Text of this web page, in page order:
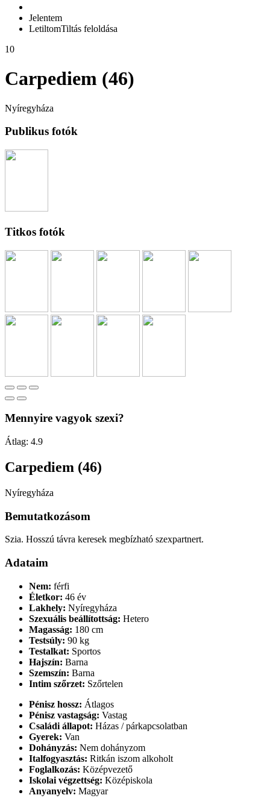
Jelentem
LetiltomTiltás feloldása
10
Carpediem (46)
Nyíregyháza
Publikus fotók
Titkos fotók
Mennyire vagyok szexi?
Átlag: 4.9
Carpediem (46)
Nyíregyháza
Bemutatkozásom
Szia. Hosszú távra keresek megbízható szexpartnert.
Adataim
Nem: férfi
Életkor: 46 év
Lakhely: Nyíregyháza
Szexuális beállítottság: Hetero
Magasság: 180 cm
Testsúly: 90 kg
Testalkat: Sportos
Hajszín: Barna
Szemszín: Barna
Intim szőrzet: Szőrtelen
Pénisz hossz: Átlagos
Pénisz vastagság: Vastag
Családi állapot: Házas / párkapcsolatban
Gyerek: Van
Dohányzás: Nem dohányzom
Italfogyasztás: Ritkán iszom alkoholt
Foglalkozás: Középvezető
Iskolai végzettség: Középiskola
Anyanyelv: Magyar